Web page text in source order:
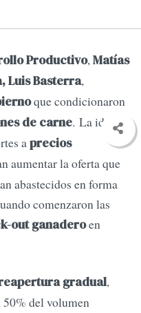
Productivo,Matías
Luis Basterra,
que condicionaron
de carne. La idea
aprecios
aumentar la oferta que
abastecidos en forma
comenzaron las
out ganaderoen
gradual,
50% del volumen